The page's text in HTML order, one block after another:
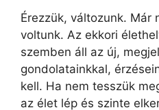
Érezzük, változunk. Már
voltunk. Az ekkori
szemben áll az új,
gondolatainkkal,
kell. Ha nem tesszük
az élet lép és szinte